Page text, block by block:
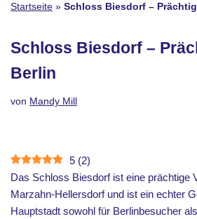
Startseite » Schloss Biesdorf –
Schloss Biesdorf –
Berlin
von Mandy Mill
5 (2)
Das Schloss Biesdorf ist eine prächtige
Marzahn-Hellersdorf und ist ein echter
Hauptstadt sowohl für Berlinbesucher